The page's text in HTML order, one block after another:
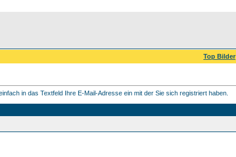
Top Bilder
in das Textfeld Ihre E-Mail-Adresse ein mit der Sie sich registriert haben.